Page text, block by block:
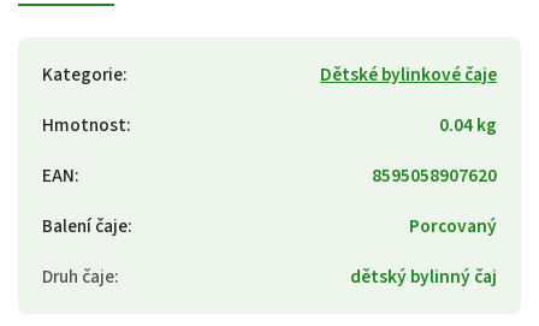
Kategorie:
Dětské bylinkové čaje
Hmotnost:
0.04 kg
EAN:
8595058907620
Balení čaje:
Porcovaný
Druh čaje: dětský bylinný čaj